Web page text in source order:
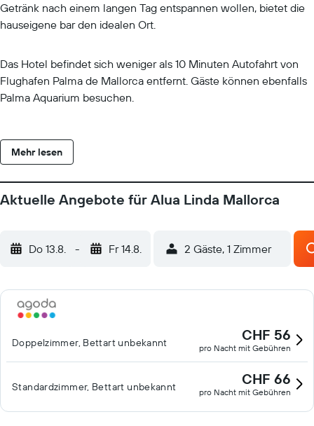
Getränk nach einem langen Tag entspannen wollen, bietet die
hauseigene bar den idealen Ort.
Das Hotel befindet sich weniger als 10 Minuten Autofahrt von
Flughafen Palma de Mallorca entfernt. Gäste können ebenfalls
Palma Aquarium besuchen.
Mehr lesen
Aktuelle Angebote für Alua Linda Mallorca
Do 13.8. - Fr 14.8. 2 Gäste, 1 Zimmer
Doppelzimmer, Bettart unbekannt CHF 56
pro Nacht mit Gebühren
Standardzimmer, Bettart unbekannt CHF 66
pro Nacht mit Gebühren